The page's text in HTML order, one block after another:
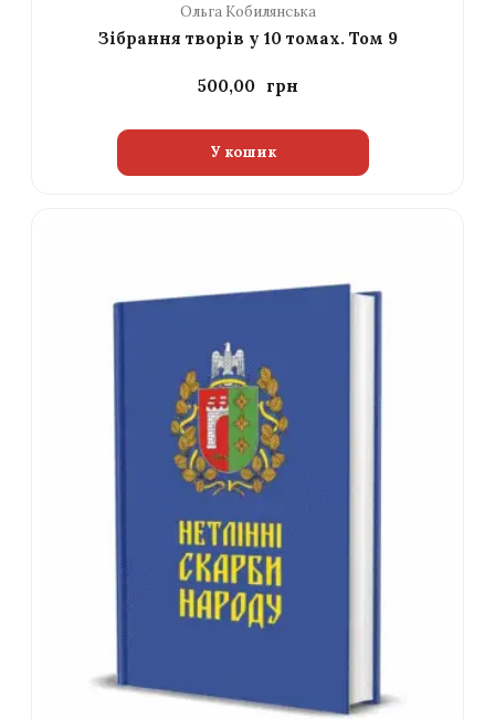
Ольга Кобилянська
Зібрання творів у 10 томах. Том 9
500,00
У кошик